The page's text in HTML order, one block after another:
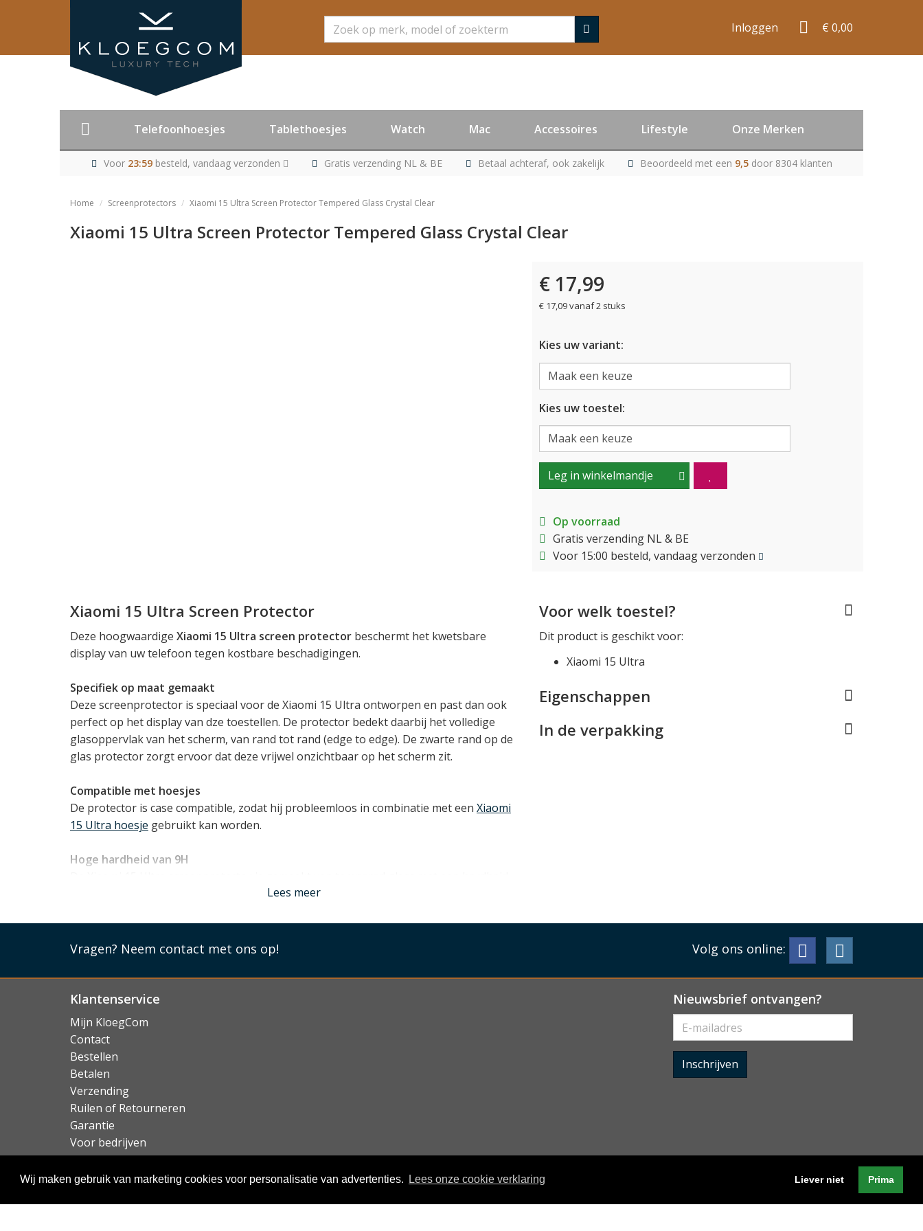
Wij maken gebruik van marketing cookies voor personalisatie van advertenties. Lees onze cookie verklaring Liever niet Prima
Zoeken Inloggen € 0,00
Telefoonhoesjes Tablethoesjes Watch Mac Accessoires Lifestyle Onze Merken
Voor 23:59besteld, vandaag verzonden Gratis verzending NL & BE Betaal achteraf, ook zakelijk Beoordeeld met een 9,5 door 8304 klanten
Home Screenprotectors Xiaomi 15 Ultra Screen Protector Tempered Glass Crystal Clear
Xiaomi 15 Ultra Screen Protector Tempered Glass Crystal Clear
€ 17,99
€ 17,09 vanaf 2 stuks
Kies uw variant:
Kies uw toestel:
Leg in winkelmandje
Op voorraad
Gratis verzending NL & BE
Voor 15:00 besteld, vandaag verzonden
Xiaomi 15 Ultra Screen Protector
Deze hoogwaardige Xiaomi 15 Ultra screen protector beschermt het kwetsbare
display van uw telefoon tegen kostbare beschadigingen.
Specifiek op maat gemaakt
Deze screenprotector is speciaal voor de Xiaomi 15 Ultra ontworpen en past dan ook
perfect op het display van dze toestellen. De protector bedekt daarbij het volledige
glasoppervlak van het scherm, van rand tot rand (edge to edge). De zwarte rand op de
glas protector zorgt ervoor dat deze vrijwel onzichtbaar op het scherm zit.
Compatible met hoesjes
De protector is case compatible, zodat hij probleemloos in combinatie met een Xiaomi
15 Ultra hoesje gebruikt kan worden.
Hoge hardheid van 9H
van 9H. Dit betekent dat het geharde glas extreem krasbestendig is en in staat is veel
Lees meer
Voor welk toestel?
Dit product is geschikt voor:
Xiaomi 15 Ultra
Eigenschappen
In de verpakking
Vragen? Neem contact met ons op! Volg ons online:
Klantenservice
Mijn KloegCom
Contact
Bestellen
Betalen
Verzending
Ruilen of Retourneren
Garantie
Voor bedrijven
Over KloegCom.nl
Nieuwsbrief ontvangen?
Inschrijven
© KloegCom 2008 - 2026 - Privacyverklaring